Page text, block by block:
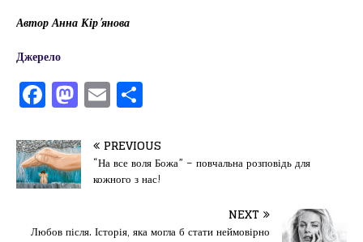
Автор Анна Кір’янова
Джерело
F
a
c
e
b
o
M
a
st
o
d
o
E
m
ai
l
іл
и
т
ис
PREVIOUS
“На все воля Божа” – повчальна розповідь для
кожного з нас!
NEXT
Любов після. Історія, яка могла б стати неймовірно